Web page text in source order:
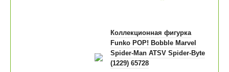
Коллекционная фигурка
Funko POP! Bobble Marvel
Spider-Man ATSV Spider-Byte
(1229) 65728